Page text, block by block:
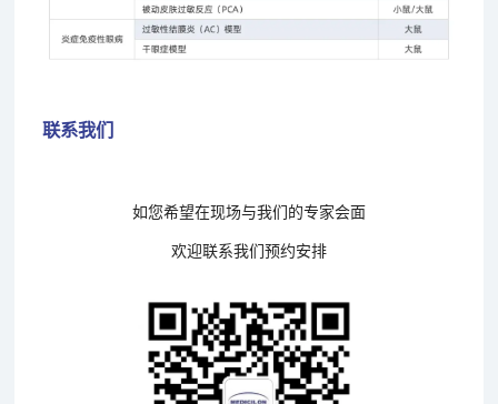
联系我们
如您希望在现场与我们的专家会面
欢迎联系我们预约安排